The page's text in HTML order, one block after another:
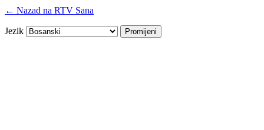
← Nazad na RTV Sana
Jezik